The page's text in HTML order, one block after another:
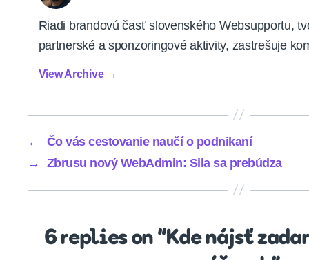
Riadi brandovú časť slovenského Websupportu,
partnerské a sponzoringové aktivity, zastrešuje
View Archive →
←
Čo vás cestovanie naučí o podnikaní
→
Zbrusu nový WebAdmin: Sila sa prebúdza
6 replies on “Kde nájsť